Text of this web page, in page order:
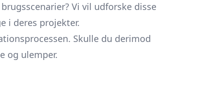
Vi vil udforske disse
i deres projekter.
Skulle du derimod
og ulemper.